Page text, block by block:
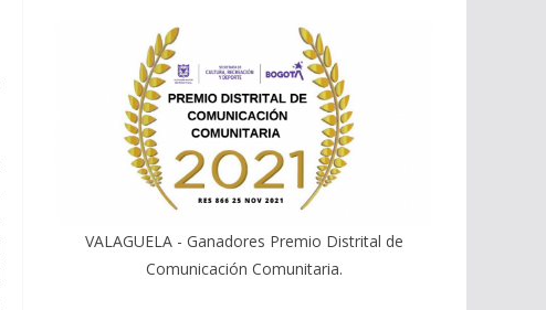
VALAGUELA - Ganadores Premio Distrital de
Comunicación Comunitaria.